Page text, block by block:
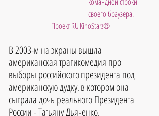
своего браузера.
Проект RU KinoStarz®
В 2003-м на экраны вышла
американская трагикомедия про
выборы российского президента под
американскую дудку, в котором она
сыграла дочь реального Президента
России - Татьяну Дьяченко.